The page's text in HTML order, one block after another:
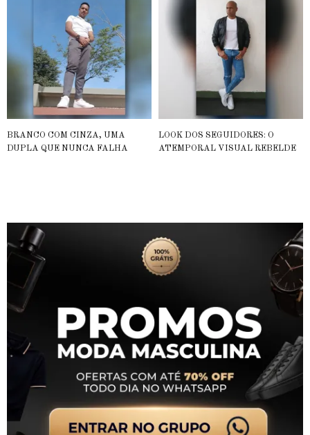
BRANCO COM CINZA, UMA
DUPLA QUE NUNCA FALHA
LOOK DOS SEGUIDORES: O
ATEMPORAL VISUAL REBELDE